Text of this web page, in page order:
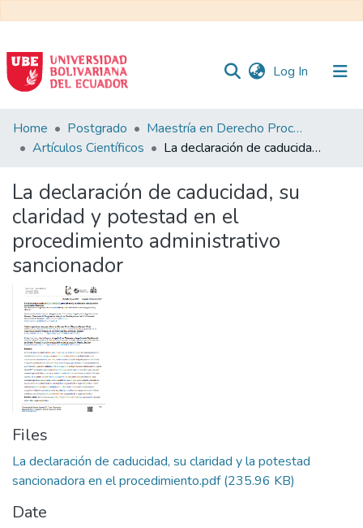
Log In (current)
Communities
&
All of DSpace
Statistics
Home Postgrado
Maestría en Derecho Procesal
Artículos Científicos
La declaración de caducidad, su claridad y potestad en el procedimiento administrativo sancionador
La declaración de caducidad, su
claridad y potestad en el
procedimiento administrativo
sancionador
Files
La declaración de caducidad, su claridad y la potestad
sancionadora en el procedimiento.pdf(235.96 KB)
Date